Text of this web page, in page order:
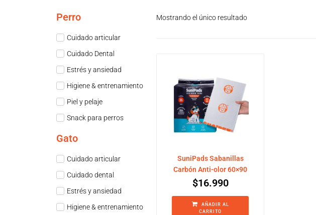
Perro
Cuidado articular
Cuidado Dental
Estrés y ansiedad
Higiene & entrenamiento
Piel y pelaje
Snack para perros
Gato
Cuidado articular
Cuidado dental
Estrés y ansiedad
Higiene & entrenamiento
Mostrando el único resultado
SuniPads Sabanillas
Carbón Anti-olor 60×90
$16.990
AÑADIR AL
CARRITO